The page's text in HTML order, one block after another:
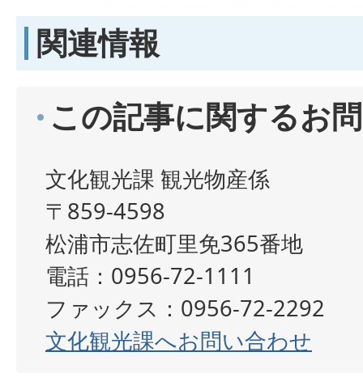
関連情報
この記事に関するお
文化観光課 観光物産係
〒859-4598
松浦市志佐町里免365番地
電話：0956-72-1111
ファックス：0956-72-2292
文化観光課へお問い合わせ